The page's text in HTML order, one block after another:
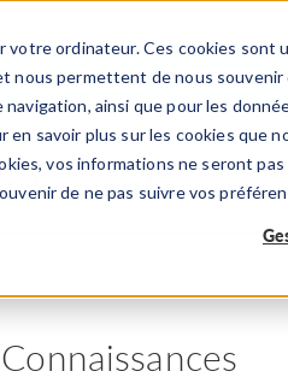
votre ordinateur. Ces cookies
nous permettent de nous
ainsi que pour les
en savoir plus sur les cookies que
vos informations ne seront
de ne pas suivre vos
PRODUITS
Support